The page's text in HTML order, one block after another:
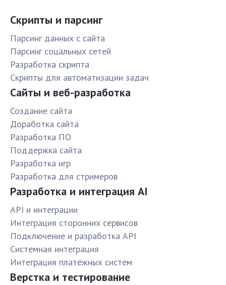
Скрипты и парсинг
Парсинг данных с сайта
Парсинг соцальных сетей
Разработка скрипта
Скрипты для автоматизации задач
Сайты и веб-разработка
Создание сайта
Доработка сайта
Разработка ПО
Поддержка сайта
Разработка игр
Разработка для стримеров
Разработка и интеграция AI
API и интеграции
Интеграция сторонних сервисов
Подключение и разработка API
Системная интеграция
Интеграция платёжных систем
Верстка и тестирование